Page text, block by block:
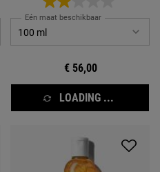
Eén maat beschikbaar
€ 56,00
LOADING ...